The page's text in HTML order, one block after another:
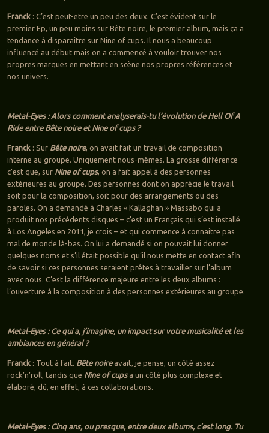
Franck: C’est peut-etre un peu des deux. C’est évident sur le
premier Ep, un peu moins sur Bête noire, le premier album, mais ça a
tendance à disparaître sur Nine of cups. Il nous a beaucoup
influencé au début mais on a commencé à vouloir trouver nos
propres marques en mettant en scène nos propres références et
nos univers.
Metal-Eyes : Alors comment analyserais-tu l’évolution de Hell Of A
Ride entre Bête noire et Nine of cups ?
Franck: Sur Bête noire, on avait fait un travail de composition
interne au groupe. Uniquement nous-mêmes. La grosse différence
c’est que, sur Nine of cups, on a fait appel à des personnes
extérieures au groupe. Des personnes dont on apprécie le travail
soit pour la composition, soit pour des arrangements ou des
paroles. On a demandé à Charles « Kallaghan » Massabo qui a
produit nos précédents disques – c’est un Français qui s’est installé
à Los Angeles en 2011, je crois – et qui commence à connaitre pas
mal de monde là-bas. On lui a demandé si on pouvait lui donner
quelques noms et s’il était possible qu’il nous mette en contact afin
de savoir si ces personnes seraient prêtes à travailler sur l’album
avec nous. C’est la différence majeure entre les deux albums :
l’ouverture à la composition à des personnes extérieures au groupe.
Metal-Eyes : Ce qui a, j’imagine, un impact sur votre musicalité et les
ambiances en général ?
Franck: Tout à fait. Bête noireavait, je pense, un côté assez
rock’n’roll, tandis que Nine of cupsa un côté plus complexe et
élaboré, dû, en effet, à ces collaborations.
Metal-Eyes : Cinq ans, ou presque, entre deux albums, c’est long. Tu